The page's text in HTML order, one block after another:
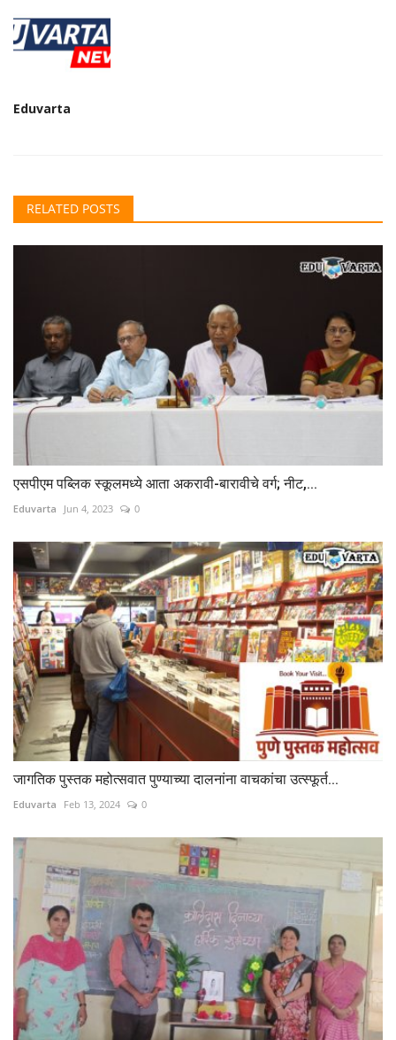
Eduvarta
RELATED POSTS
एसपीएम पब्लिक स्कूलमध्ये आता अकरावी-बारावीचे वर्ग; नीट,...
Eduvarta Jun 4, 2023 0
जागतिक पुस्तक महोत्सवात पुण्याच्या दालनांना वाचकांचा उत्स्फूर्त...
Eduvarta Feb 13, 2024 0